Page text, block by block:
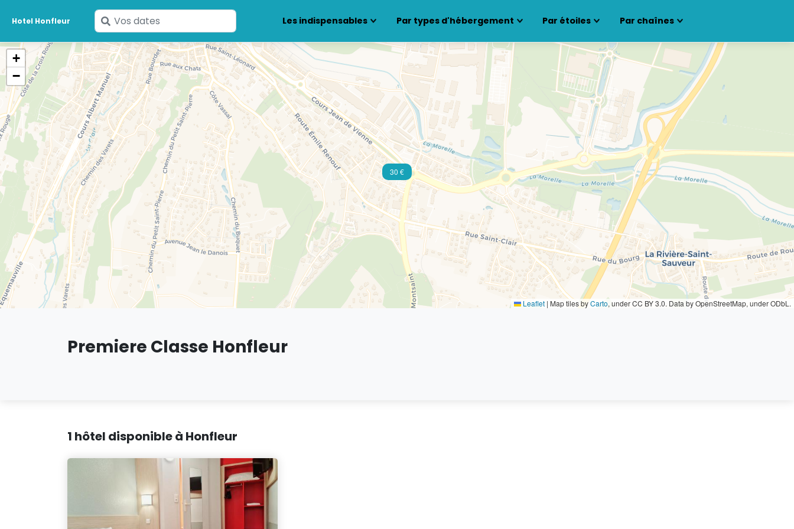
Hotel Honfleur
Saisissez
vos
dates
Les indispensables Par types d'hébergement Par étoiles Par chaînes
30 €
+
−
Leaflet | Map tiles byCarto, under CC BY 3.0. Data by OpenStreetMap, under ODbL.
Premiere Classe Honfleur
1 hôtel disponible à Honfleur